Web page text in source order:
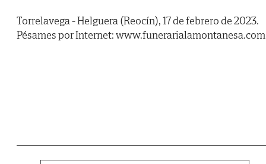
Torrelavega - Helguera (Reocín), 17 de febrero de 2023.
Pésames por Internet: www.funerarialamontanesa.com